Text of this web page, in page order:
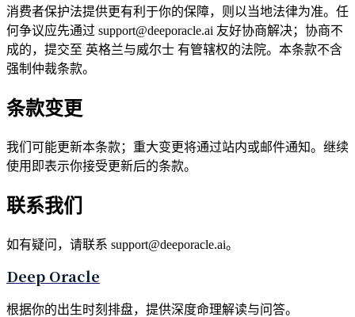
消费者保护法提供更有利于你的保障，则以当地法律为准。任
何争议应先通过 support@deeporacle.ai 友好协商解决；协商不
成的，提交至 英格兰与威尔士 有管辖权的法院。本条款不含
强制仲裁条款。
条款变更
我们可能更新本条款；重大变更将通过站内或邮件通知。继续
使用即表示你接受更新后的条款。
联系我们
如有疑问，请联系 support@deeporacle.ai。
Deep Oracle
根据你的出生时刻排盘，提供深度命理解读与问答。